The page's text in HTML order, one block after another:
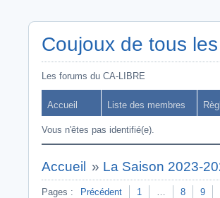
Coujoux de tous
Les forums du CA-LIBRE
Accueil Liste des membres
Vous n'êtes pas identifié(e).
Accueil » La Saison 2023-
Pages : Précédent 1 … 8 9